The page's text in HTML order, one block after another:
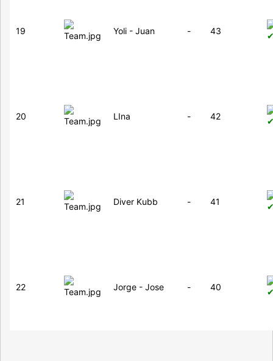
19 Yoli - Juan - 43
20 LIna - 42
21 Diver Kubb - 41
22 Jorge - Jose - 40